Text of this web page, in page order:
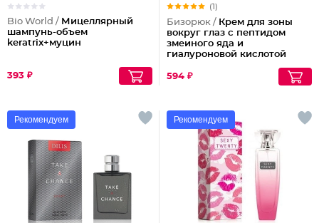
Bio World / Мицеллярный
шампунь-объем
keratrix+муцин
393 ₽
(1)
Бизорюк / Крем для зоны
вокруг глаз с пептидом
змеиного яда и
гиалуроновой кислотой
594 ₽
Рекомендуем Рекомендуем